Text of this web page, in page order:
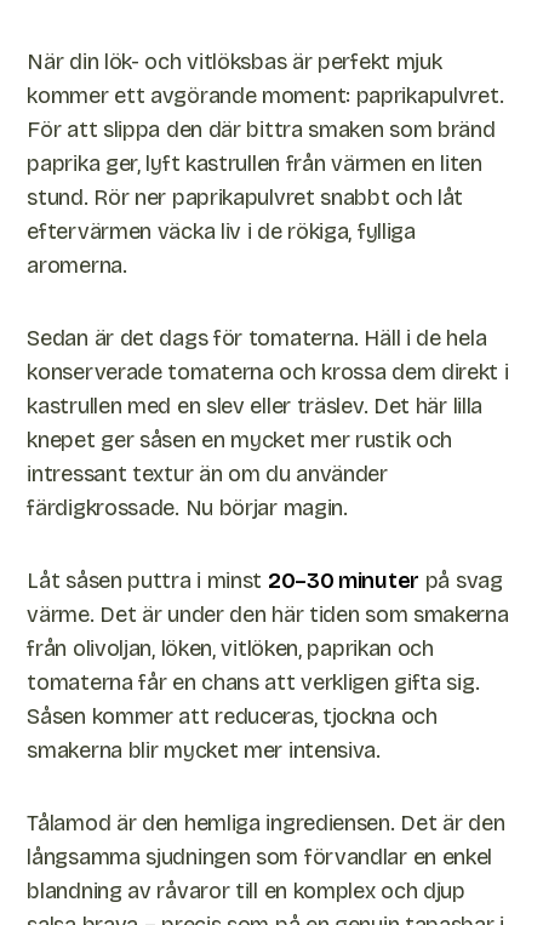
När din lök- och vitlöksbas är perfekt mjuk
kommer ett avgörande moment: paprikapulvret.
För att slippa den där bittra smaken som bränd
paprika ger, lyft kastrullen från värmen en liten
stund. Rör ner paprikapulvret snabbt och låt
eftervärmen väcka liv i de rökiga, fylliga
aromerna.
Sedan är det dags för tomaterna. Häll i de hela
konserverade tomaterna och krossa dem direkt i
kastrullen med en slev eller träslev. Det här lilla
knepet ger såsen en mycket mer rustik och
intressant textur än om du använder
färdigkrossade. Nu börjar magin.
Låt såsen puttra i minst 20–30 minuter på svag
värme. Det är under den här tiden som smakerna
från olivoljan, löken, vitlöken, paprikan och
tomaterna får en chans att verkligen gifta sig.
Såsen kommer att reduceras, tjockna och
smakerna blir mycket mer intensiva.
Tålamod är den hemliga ingrediensen. Det är den
långsamma sjudningen som förvandlar en enkel
blandning av råvaror till en komplex och djup